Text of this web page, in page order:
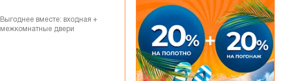
Выгоднее вместе: входная +
межкомнатные двери